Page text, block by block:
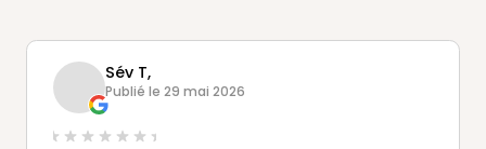
Sév T,
Publié le 29 mai 2026